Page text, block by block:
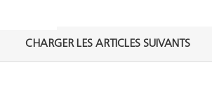
CHARGER LES ARTICLES SUIVANTS